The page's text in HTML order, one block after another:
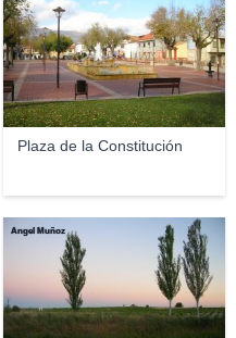
Plaza de la Constitución
Ángel Muñoz